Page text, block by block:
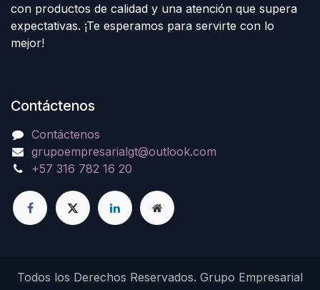
con productos de calidad y una atención que supera
expectativas. ¡Te esperamos para servirte con lo
mejor!
Contáctenos
Contáctenos
grupoempresarialgt@outlook.com
+57 316 782 16 20
Todos los Derechos Reservados. Grupo Empresarial